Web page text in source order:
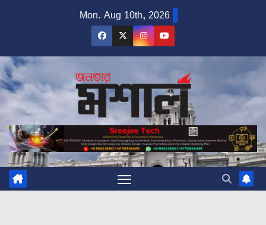
Mon. Aug 10th, 2026